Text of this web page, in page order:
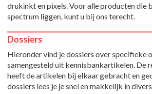
drukinkt en pixels. Voor alle producten die
spectrum liggen, kunt u bij ons terecht.
Dossiers
Hieronder vind je dossiers over specifieke
samengesteld uit kennisbankartikelen. De
heeft de artikelen bij elkaar gebracht en
dossiers lees je je snel en makkelijk in